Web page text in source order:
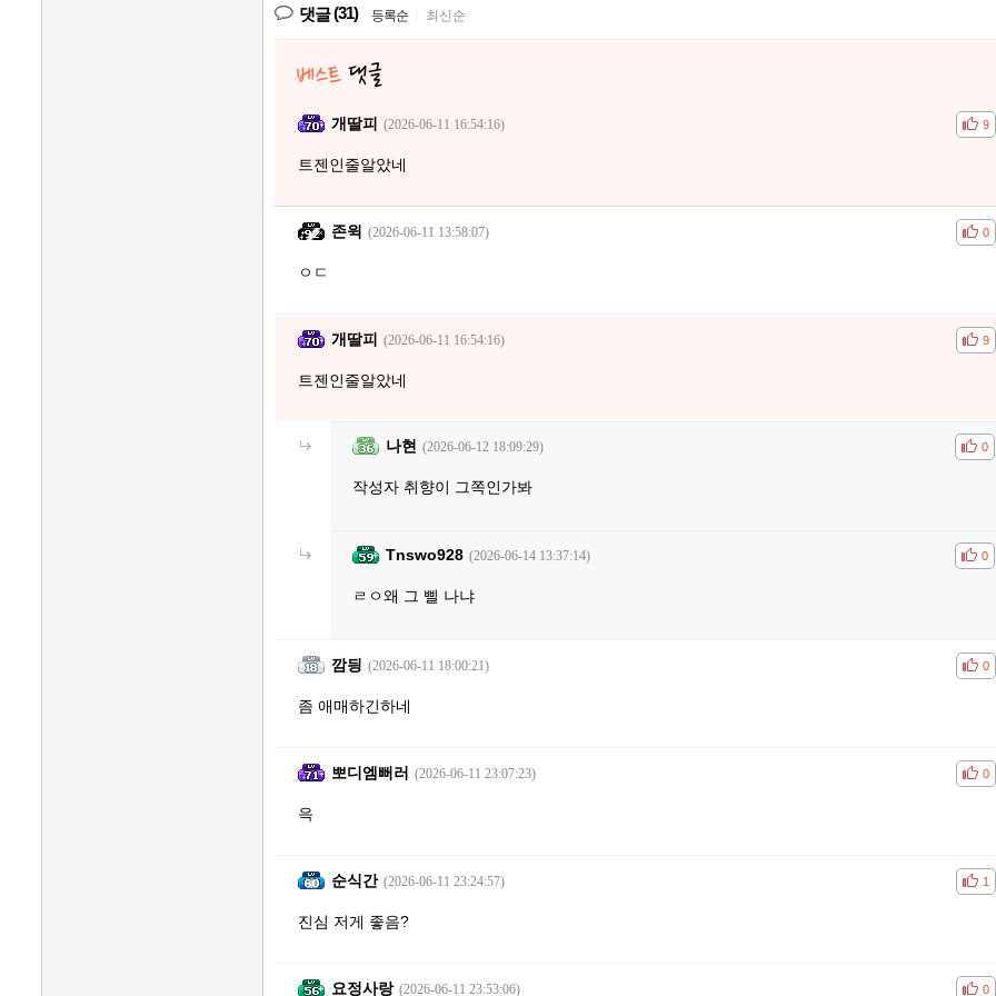
댓글(31) 등록순 최신순
개딸피 (2026-06-11 16:54:16) 비공감
9
트젠인줄알았네
존윅 (2026-06-11 13:58:07) 비공감
0
ㅇㄷ
개딸피 (2026-06-11 16:54:16) 비공감
9
트젠인줄알았네
나현 (2026-06-12 18:09:29) 비공감
0
작성자 취향이 그쪽인가봐
Tnswo928 (2026-06-14 13:37:14) 비공감
0
ㄹㅇ왜 그 삘 나냐
깜딍 (2026-06-11 18:00:21) 비공감
0
좀 애매하긴하네
뽀디엠뻐러 (2026-06-11 23:07:23) 비공감
0
윽
순식간 (2026-06-11 23:24:57) 비공감
1
진심 저게 좋음?
요정사랑 (2026-06-11 23:53:06) 비공감
0